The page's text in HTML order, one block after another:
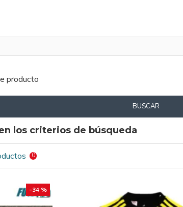
producto
BUSCAR
los criterios de búsqueda
0
-34 %